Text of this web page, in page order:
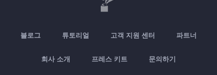
블로그 튜토리얼 고객 지원 센터 파트너
회사 소개 프레스 키트 문의하기